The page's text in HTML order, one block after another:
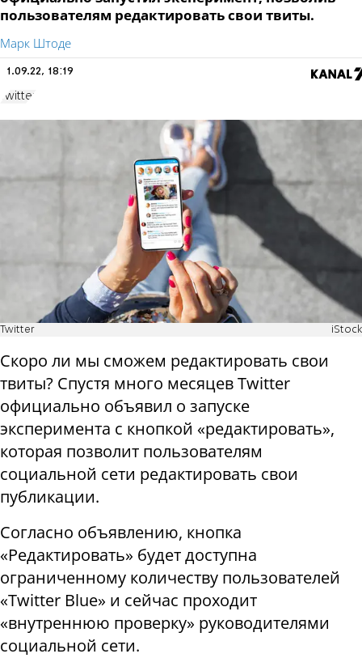
пользователям редактировать свои твиты.
Марк Штоде
1.09.22, 18:19
Twitter
Twitter iStock
Скоро ли мы сможем редактировать свои
твиты? Спустя много месяцев Twitter
официально объявил о запуске
эксперимента с кнопкой «редактировать»,
которая позволит пользователям
социальной сети редактировать свои
публикации.
Согласно объявлению, кнопка
«Редактировать» будет доступна
ограниченному количеству пользователей
«Twitter Blue» и сейчас проходит
«внутреннюю проверку» руководителями
социальной сети.